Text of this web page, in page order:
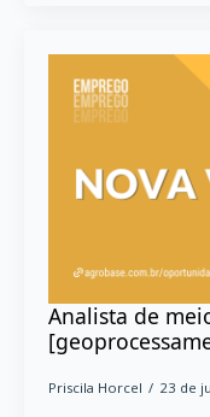
Analista de
Priscila Horcel 23 de